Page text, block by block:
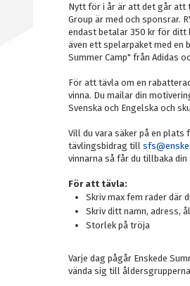
Nytt för i år är att det går att
Group är med och sponsrar.
endast betalar 350 kr för ditt
även ett spelarpaket med en
Summer Camp" från Adidas
För att tävla om en
vinna. Du mailar din
Svenska och Engelska och
Vill du vara säker på en
tävlingsbidrag till
vinnarna så får du tillbaka
För att tävla:
Skriv max fem rader där
Skriv ditt namn, adress,
Storlek på tröja
Varje dag pågår Enskede
vända sig till